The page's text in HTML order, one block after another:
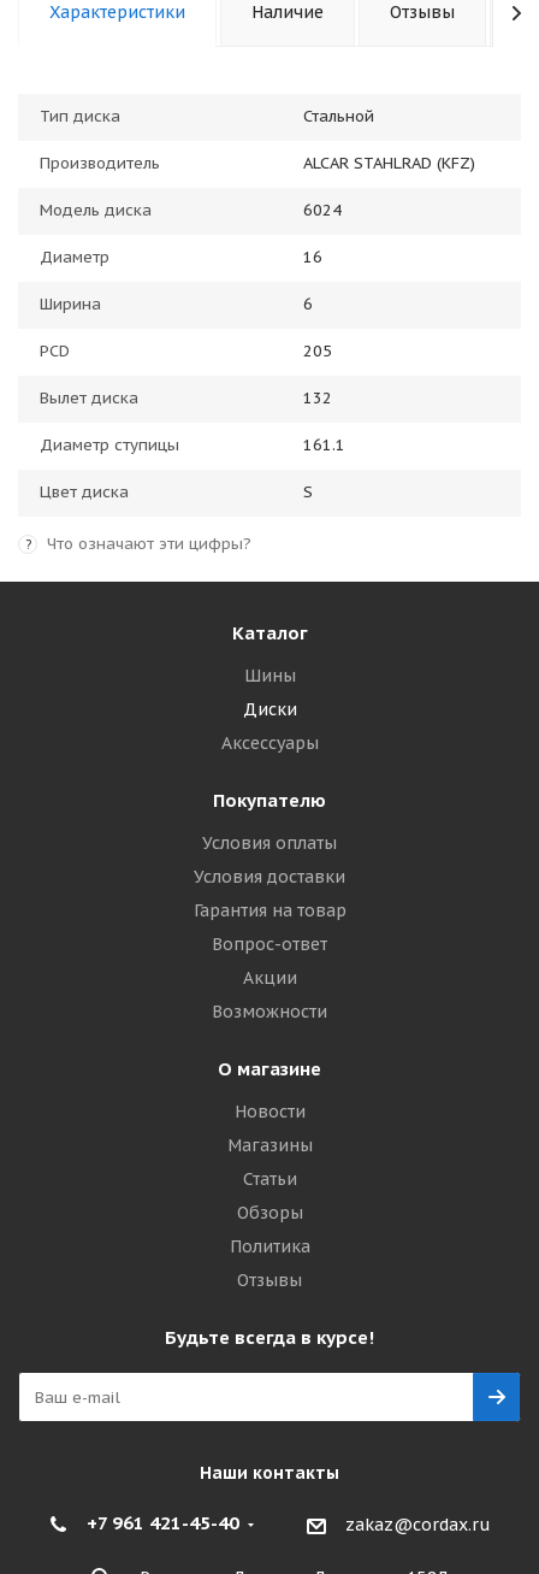
Характеристики Наличие Отзывы
Тип диска Стальной
Производитель ALCAR STAHLRAD (KFZ)
Модель диска 6024
Диаметр 16
Ширина 6
PCD 205
Вылет диска 132
Диаметр ступицы 161.1
Цвет диска S
? Что означают эти цифры?
Каталог
Шины
Диски
Аксессуары
Покупателю
Условия оплаты
Условия доставки
Гарантия на товар
Вопрос-ответ
Акции
Возможности
О магазине
Новости
Магазины
Статьи
Обзоры
Политика
Отзывы
Будьте всегда в курсе!
Наши контакты
+7 961 421-45-40 zakaz@cordax.ru